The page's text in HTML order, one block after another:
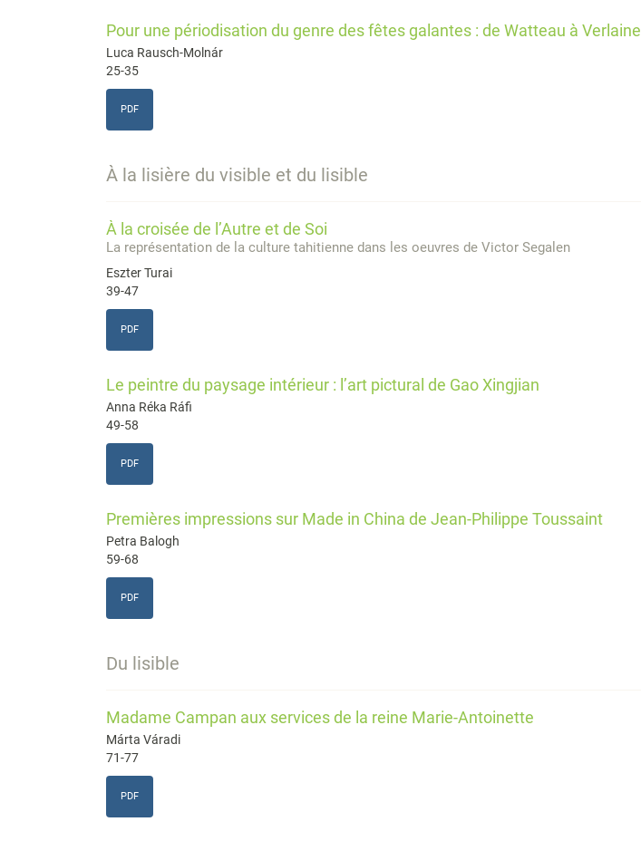
Pour une périodisation du genre des fêtes galantes : de Watteau à Verlaine
Luca Rausch-Molnár
25-35
PDF
À la lisière du visible et du lisible
À la croisée de l’Autre et de Soi
La représentation de la culture tahitienne dans les oeuvres de Victor Segalen
Eszter Turai
39-47
PDF
Le peintre du paysage intérieur : l’art pictural de Gao Xingjian
Anna Réka Ráfi
49-58
PDF
Premières impressions sur Made in China de Jean-Philippe Toussaint
Petra Balogh
59-68
PDF
Du lisible
Madame Campan aux services de la reine Marie-Antoinette
Márta Váradi
71-77
PDF